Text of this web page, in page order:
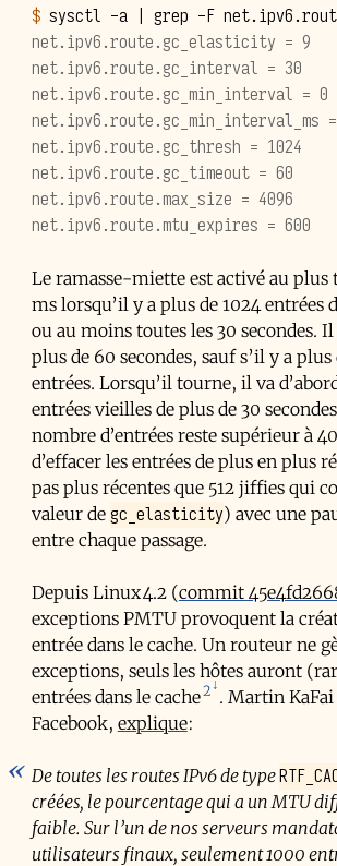
$ sysctl -a | grep -F
net.ipv6.route.gc_elasticity = 9
net.ipv6.route.gc_interval = 30
net.ipv6.route.gc_min_interval = 0
net.ipv6.route.gc_min_interval_ms
net.ipv6.route.gc_thresh = 1024
net.ipv6.route.gc_timeout = 60
net.ipv6.route.max_size = 4096
net.ipv6.route.mtu_expires = 600
Le ramasse-miette est activé au plus
ms lorsqu’il y a plus de 1024 entrées
ou au moins toutes les 30 secondes.
plus de 60 secondes, sauf s’il y a plus
entrées. Lorsqu’il tourne, il va
entrées vieilles de plus de 30
nombre d’entrées reste supérieur à
d’effacer les entrées de plus en plus
pas plus récentes que 512 jiffies qui
valeur de gc_elasticity) avec une
entre chaque passage.
Depuis Linux 4.2 (commit
exceptions PMTUprovoquent la
entrée dans le cache. Un routeur ne
exceptions, seuls les hôtes auront
entrées dans le cache2 . Martin KaFai
Facebook, explique:
De toutes les routes IPv6 de type
créées, le pourcentage qui a un MTU
faible. Sur l’un de nos serveurs
utilisateurs finaux, seulement 1000